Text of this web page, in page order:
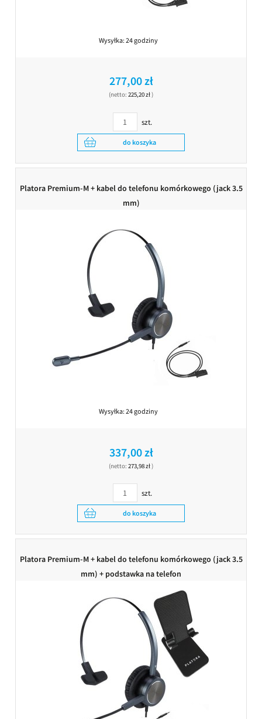
Wysyłka:24 godziny
277,00 zł
(netto: 225,20 zł)
szt.
do koszyka
Platora Premium-M + kabel do telefonu komórkowego (jack 3.5
mm)
Wysyłka:24 godziny
337,00 zł
(netto: 273,98 zł)
szt.
do koszyka
Platora Premium-M + kabel do telefonu komórkowego (jack 3.5
mm) + podstawka na telefon